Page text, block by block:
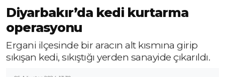
Diyarbakır’da kedi kurtarma
operasyonu
Ergani ilçesinde bir aracın alt kısmına girip
sıkışan kedi, sıkıştığı yerden sanayide çıkarıldı.